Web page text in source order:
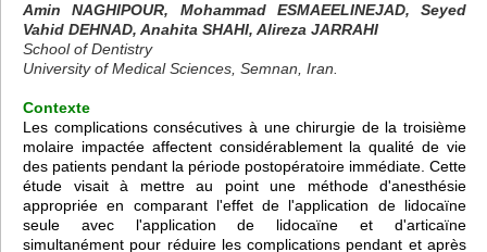
Amin NAGHIPOUR, Mohammad ESMAEELINEJAD, Seyed
Vahid DEHNAD, Anahita SHAHI, Alireza JARRAHI
School of Dentistry
University of Medical Sciences, Semnan, Iran.
Contexte
Les complications consécutives à une chirurgie de la troisième
molaire impactée affectent considérablement la qualité de vie
des patients pendant la période postopératoire immédiate. Cette
étude visait à mettre au point une méthode d'anesthésie
appropriée en comparant l'effet de l'application de lidocaïne
seule avec l'application de lidocaïne et d'articaïne
simultanément pour réduire les complications pendant et après